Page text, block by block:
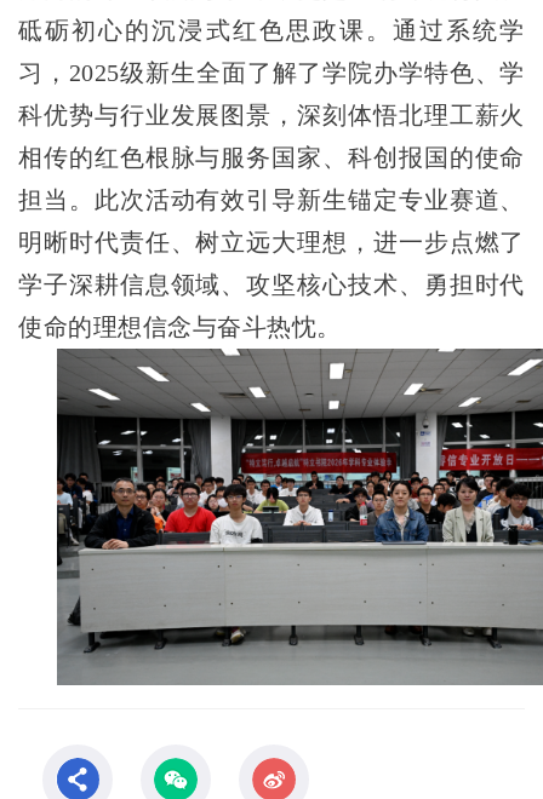
砥砺初心的沉浸式红色思政课。通过系统学
习，2025级新生全面了解了学院办学特色、学
科优势与行业发展图景，深刻体悟北理工薪火
相传的红色根脉与服务国家、科创报国的使命
担当。此次活动有效引导新生锚定专业赛道、
明晰时代责任、树立远大理想，进一步点燃了
学子深耕信息领域、攻坚核心技术、勇担时代
使命的理想信念与奋斗热忱。